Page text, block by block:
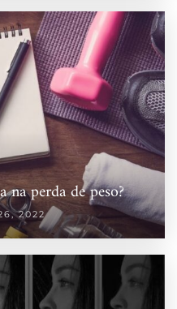
perda de peso?
2022